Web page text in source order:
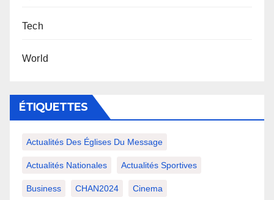
Tech
World
ÉTIQUETTES
Actualités Des Églises Du Message
Actualités Nationales Actualités Sportives
Business CHAN2024 Cinema